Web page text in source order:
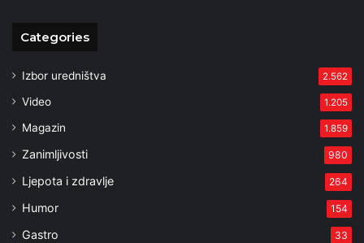
Categories
Izbor uredništva 2.562
Video 1.205
Magazin 1.859
Zanimljivosti 980
Ljepota i zdravlje 264
Humor 154
Gastro 33